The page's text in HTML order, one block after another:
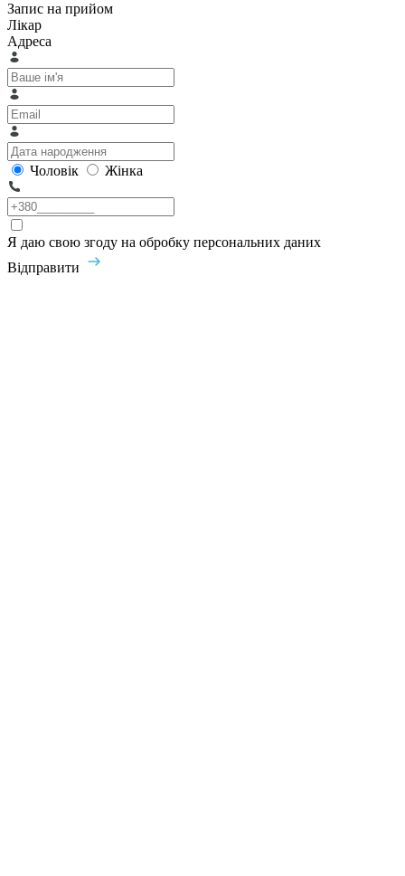
Запис на прийом
Лікар
Адреса
Чоловік Жінка
Я даю свою згоду на обробку персональних даних
Відправити